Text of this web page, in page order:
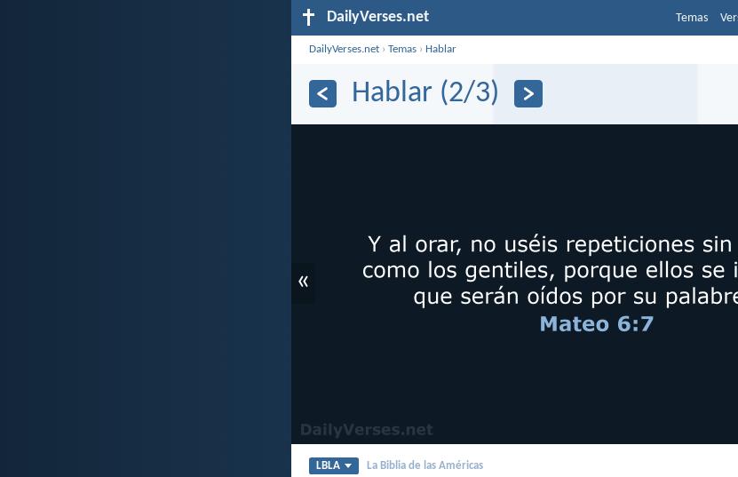
DailyVerses.net Temas
DailyVerses.net ›Temas › Hablar
Hablar (2/3)
«
LBLA La Biblia de las Américas